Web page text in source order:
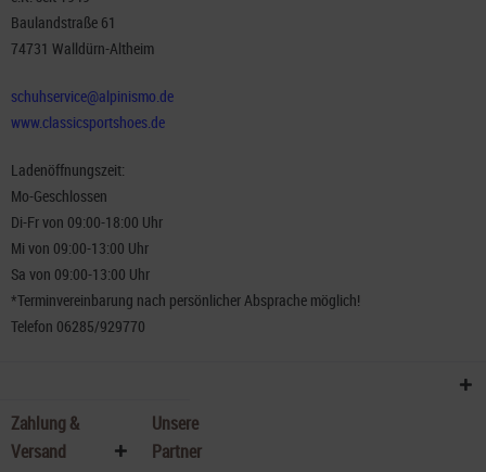
Baulandstraße 61
74731 Walldürn-Altheim
schuhservice@alpinismo.de
www.classicsportshoes.de
Ladenöffnungszeit:
Mo-Geschlossen
Di-Fr von 09:00-18:00 Uhr
Mi von 09:00-13:00 Uhr
Sa von 09:00-13:00 Uhr
*Terminvereinbarung nach persönlicher Absprache möglich!
Telefon 06285/929770
Zahlung &
Versand
Unsere
Partner